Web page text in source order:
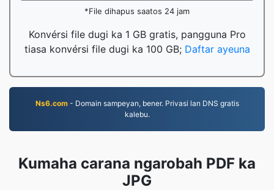
*File dihapus saatos 24 jam
Konvérsi file dugi ka 1 GB gratis, pangguna Pro
tiasa konvérsi file dugi ka 100 GB; Daftar ayeuna
Ns6.com- Domain sampeyan, bener. Privasi lan DNS gratis
kalebu.
Kumaha carana ngarobah PDF ka
JPG